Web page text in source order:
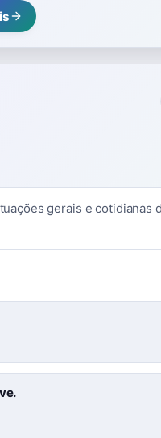
gerais e cotidianas